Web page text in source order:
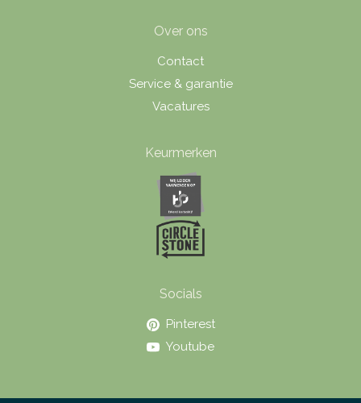
Over ons
Contact
Service & garantie
Vacatures
Keurmerken
Socials
Pinterest
Youtube